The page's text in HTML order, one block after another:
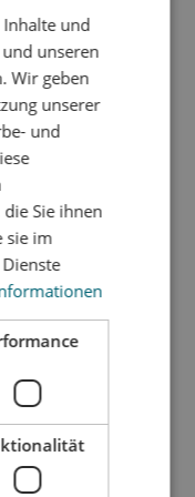
der
sich um
und
Erfinders.
Produkten
Bereich zum
ein
die
USP
von
Produkt-
und
unseren
Wir geben
unserer
und
Sie ihnen
sie im